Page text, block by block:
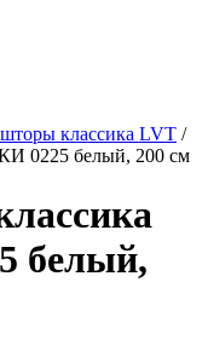
классика LVT /
0225 белый, 200 см
белый,